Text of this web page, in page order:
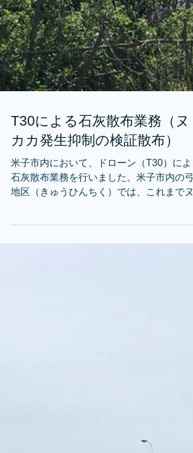
T30による石灰散布業務（ヌ
カカ発生抑制の検証散布）
米子市内において、ドローン（T30）によ
地区（きゅうひんちく）では、これまでヌ
カ発生を抑制するため、地元自治会や土地